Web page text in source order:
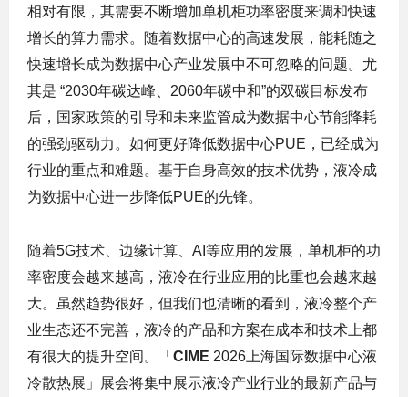
相对有限，其需要不断增加单机柜功率密度来调和快速
增长的算力需求。随着数据中心的高速发展，能耗随之
快速增长成为数据中心产业发展中不可忽略的问题。尤
其是 “2030年碳达峰、2060年碳中和”的双碳目标发布
后，国家政策的引导和未来监管成为数据中心节能降耗
的强劲驱动力。如何更好降低数据中心PUE，已经成为
行业的重点和难题。基于自身高效的技术优势，液冷成
为数据中心进一步降低PUE的先锋。
随着5G技术、边缘计算、AI等应用的发展，单机柜的功
率密度会越来越高，液冷在行业应用的比重也会越来越
大。虽然趋势很好，但我们也清晰的看到，液冷整个产
业生态还不完善，液冷的产品和方案在成本和技术上都
有很大的提升空间。「 CIME 2026上海国际数据中心液
冷散热展」展会将集中展示液冷产业行业的最新产品与